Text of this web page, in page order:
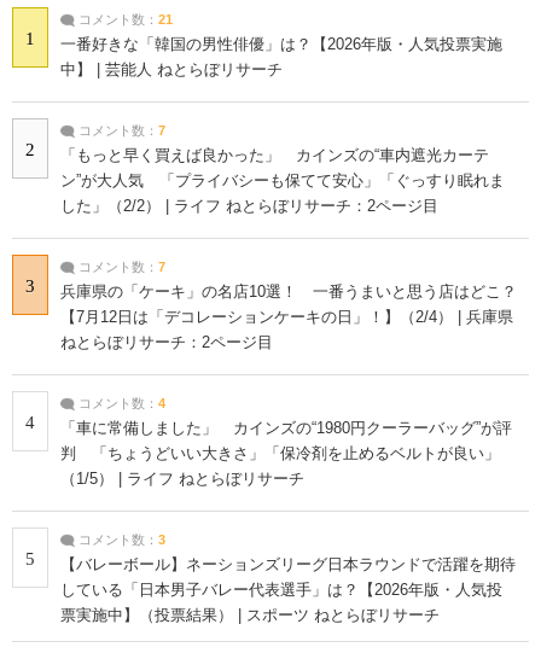
1
コメント数： 21
一番好きな「韓国の男性俳優」は？【2026年版・人気投票実施
中】 | 芸能人 ねとらぼリサーチ
2
コメント数： 7
「もっと早く買えば良かった」 カインズの“車内遮光カーテ
ン”が大人気 「プライバシーも保てて安心」「ぐっすり眠れま
した」（2/2） | ライフ ねとらぼリサーチ：2ページ目
3
コメント数： 7
兵庫県の「ケーキ」の名店10選！ 一番うまいと思う店はどこ？
【7月12日は「デコレーションケーキの日」！】（2/4） | 兵庫県
ねとらぼリサーチ：2ページ目
4
コメント数： 4
「車に常備しました」 カインズの“1980円クーラーバッグ”が評
判 「ちょうどいい大きさ」「保冷剤を止めるベルトが良い」
（1/5） | ライフ ねとらぼリサーチ
5
コメント数： 3
【バレーボール】ネーションズリーグ日本ラウンドで活躍を期待
している「日本男子バレー代表選手」は？【2026年版・人気投
票実施中】（投票結果） | スポーツ ねとらぼリサーチ